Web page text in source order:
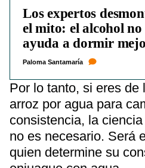
Los expertos
el mito: el alcohol no
ayuda a dormir
Paloma Santamaría
Por lo tanto, si eres de
arroz por agua para
consistencia, la
no es necesario. Será
quien determine su